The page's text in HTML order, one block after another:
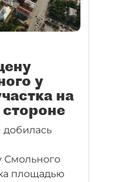
у
на
добилась
Смольного
площадью